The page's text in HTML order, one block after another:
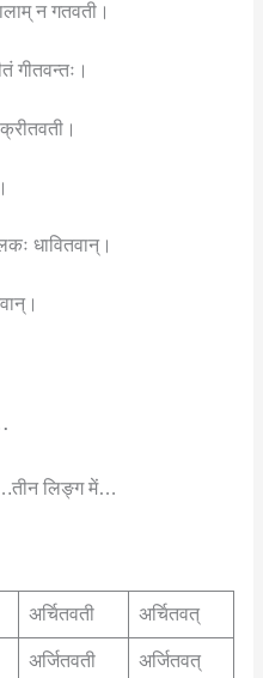
न गतवती।
गीतवन्तः।
धावितवान्।
लिङ्ग में…
अर्चितवती अर्चितवत्
अर्जितवती अर्जितवत्